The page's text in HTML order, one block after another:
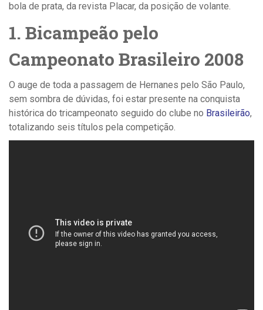
bola de prata, da revista Placar, da posição de volante.
1. Bicampeão pelo
Campeonato Brasileiro 2008
O auge de toda a passagem de Hernanes pelo São Paulo,
sem sombra de dúvidas, foi estar presente na conquista
histórica do tricampeonato seguido do clube no Brasileirão,
totalizando seis títulos pela competição.